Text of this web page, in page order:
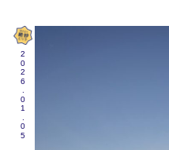
2026.01.05